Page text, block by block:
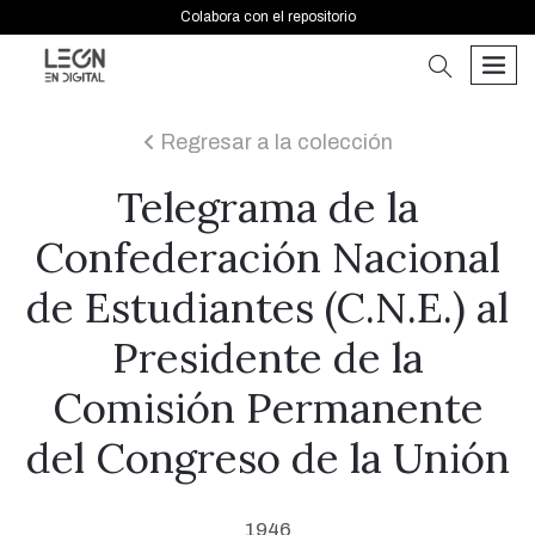
Colabora con el repositorio
buscar
icon
Regresar a la colección
Telegrama de la
Confederación Nacional
de Estudiantes (C.N.E.) al
Presidente de la
Comisión Permanente
del Congreso de la Unión
1946